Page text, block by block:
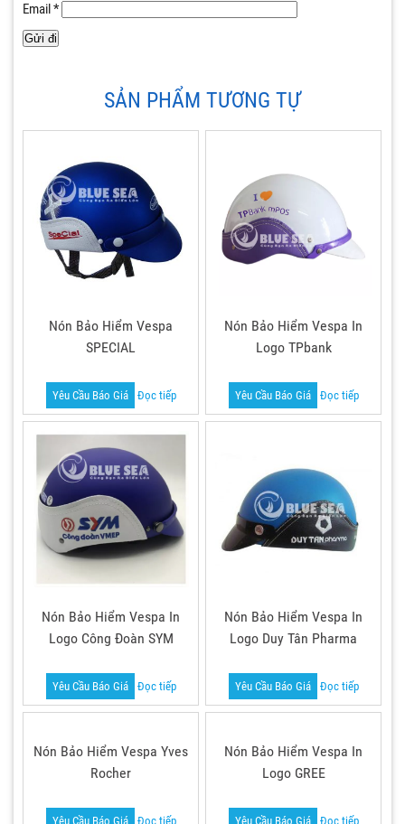
Email*
SẢN PHẨM TƯƠNG TỰ
Nón Bảo Hiểm Vespa
SPECIAL
Yêu Cầu Báo Giá Đọc tiếp
Nón Bảo Hiểm Vespa In
Logo TPbank
Yêu Cầu Báo Giá Đọc tiếp
Nón Bảo Hiểm Vespa In
Logo Công Đoàn SYM
Yêu Cầu Báo Giá Đọc tiếp
Nón Bảo Hiểm Vespa In
Logo Duy Tân Pharma
Yêu Cầu Báo Giá Đọc tiếp
Nón Bảo Hiểm Vespa Yves
Rocher
Yêu Cầu Báo Giá Đọc tiếp
Nón Bảo Hiểm Vespa In
Logo GREE
Yêu Cầu Báo Giá Đọc tiếp